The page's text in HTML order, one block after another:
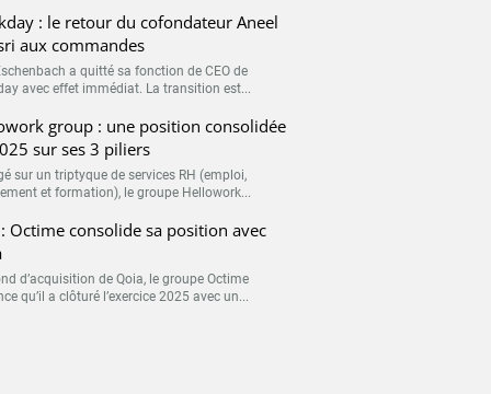
: le retour du cofondateur Aneel
aux commandes
a quitté sa fonction de CEO de
avec effet immédiat. La transition est...
group : une position consolidée
sur ses 3 piliers
sur un triptyque de services RH (emploi,
et formation), le groupe Hellowork...
: Octime consolide sa position avec
d’acquisition de Qoia, le groupe Octime
qu’il a clôturé l’exercice 2025 avec un...